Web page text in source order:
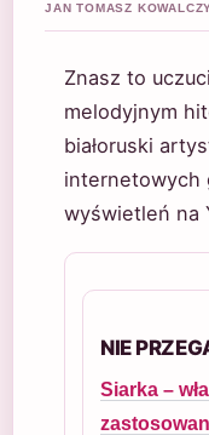
JAN TOMASZ
Znasz to
melodyjnym
białoruski
internetowych
wyświetleń na
NIE
Siarka –